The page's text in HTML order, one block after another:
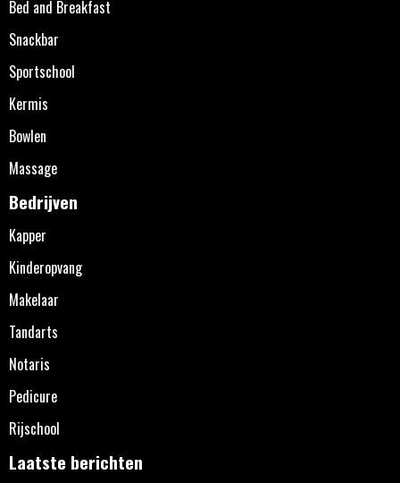
Bed and Breakfast
Snackbar
Sportschool
Kermis
Bowlen
Massage
Bedrijven
Kapper
Kinderopvang
Makelaar
Tandarts
Notaris
Pedicure
Rijschool
Laatste berichten